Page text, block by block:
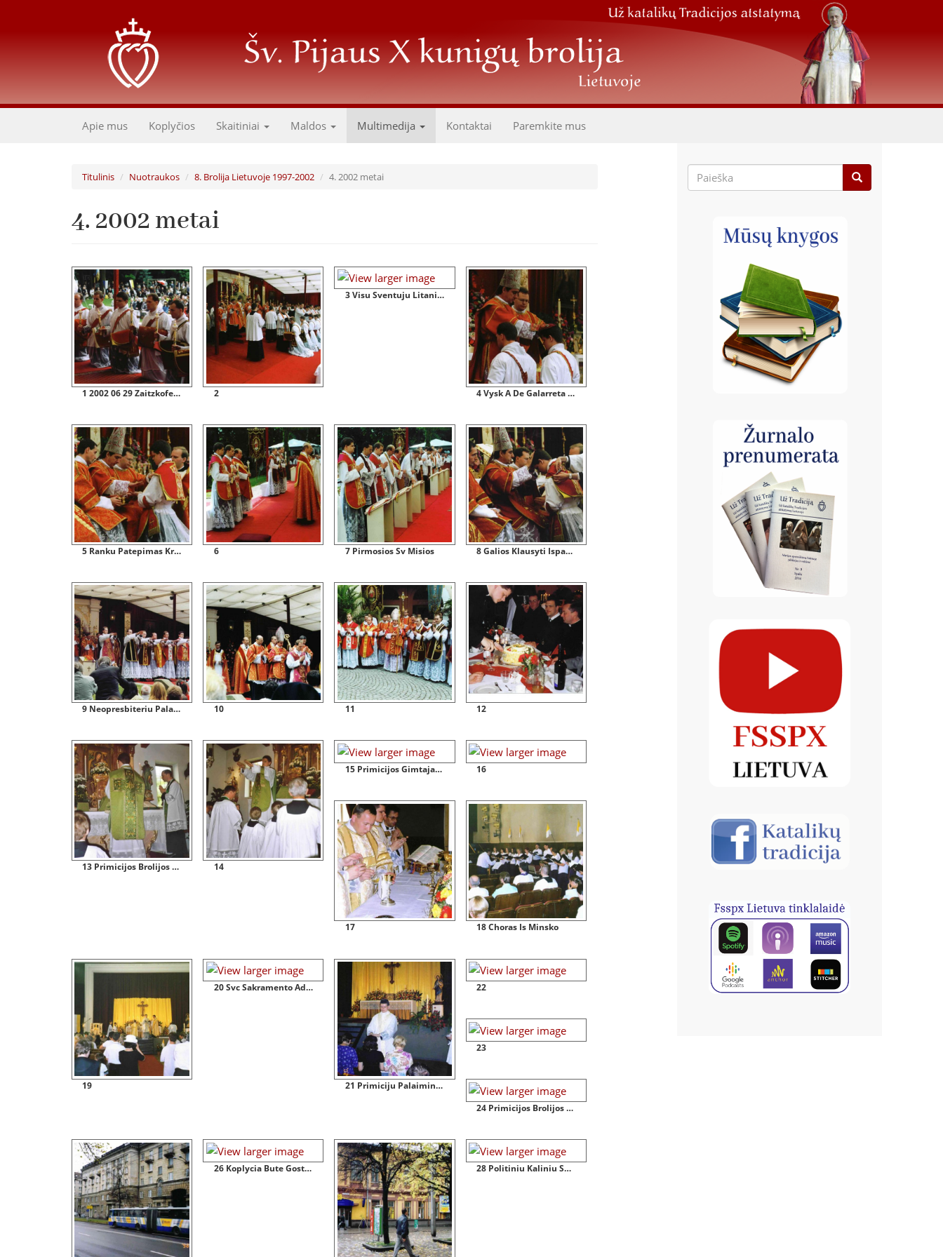
Apie mus Koplyčios Skaitiniai Maldos Multimedija Kontaktai Paremkite mus
Titulinis Nuotraukos 8. Brolija Lietuvoje 1997-2002 4. 2002 metai
4. 2002 metai
1 2002 06 29 Zaitzkofene Isventinamas Pirmas Brolijos Kunigas Lietuvis E Naujokaitis 2
3 Visu Sventuju Litanija
4 Vysk A De Galarreta Uzdeda Rankas
5 Ranku Patepimas Krizma 6 7 Pirmosios Sv Misios 8 Galios Klausyti Ispazinti Suteikimas
9 Neopresbiteriu Palaiminimas 10 11 12
13 Primicijos Brolijos Koplycioje Bavarijos Sventoveje Altoettinge 14
15 Primicijos Gimtajame Kaune Kulturos Rumuose 2002 07 20 16
17 18 Choras Is Minsko
19
20 Svc Sakramento Adoracija
21 Primiciju Palaiminimas
22
23
24 Primicijos Brolijos Koplycioje Censtochovoje 2002 08 14
26 Koplycia Bute Gostauto G 28 Politiniu Kaliniu Sajungos Sale
Paieškos